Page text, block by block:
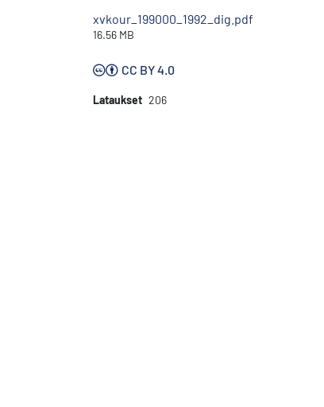
xvkour_199000_1992_dig.pdf
16.56 MB
CC BY 4.0
Lataukset 206